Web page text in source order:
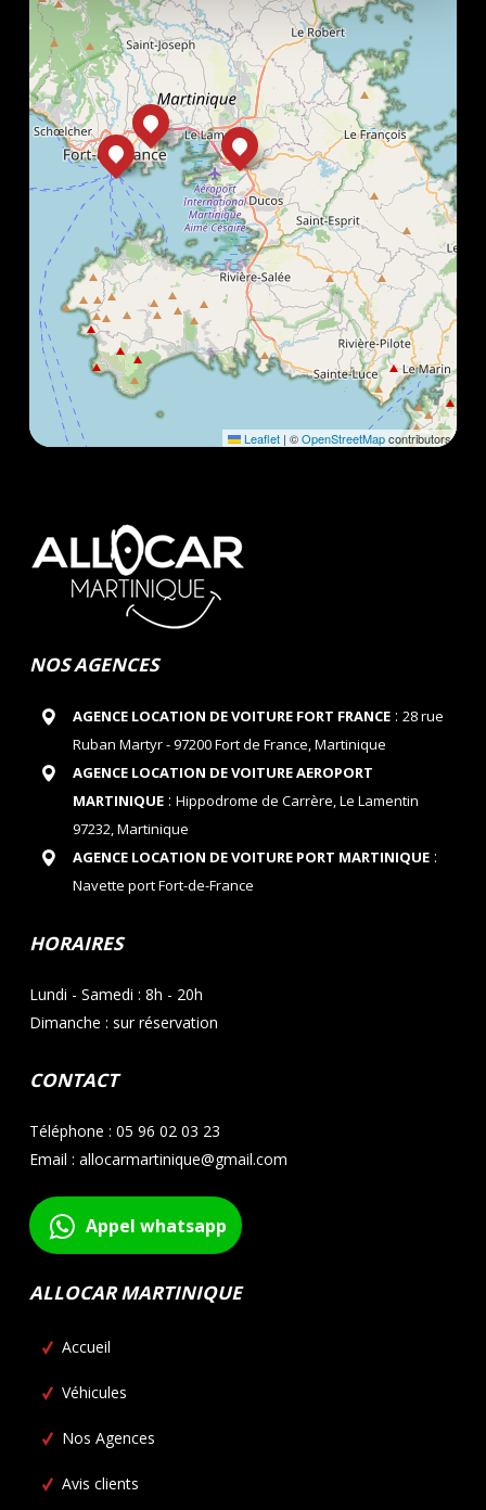
Leaflet | ©OpenStreetMapcontributors
NOS AGENCES
AGENCE LOCATION DE VOITURE FORT FRANCE: 28 rue
Ruban Martyr - 97200 Fort de France, Martinique
AGENCE LOCATION DE VOITURE AEROPORT
MARTINIQUE: Hippodrome de Carrère, Le Lamentin
97232, Martinique
AGENCE LOCATION DE VOITURE PORT MARTINIQUE:
Navette port Fort-de-France
HORAIRES
Lundi - Samedi : 8h - 20h
Dimanche : sur réservation
CONTACT
Téléphone : 05 96 02 03 23
Email : allocarmartinique@gmail.com
Appel whatsapp
ALLOCAR MARTINIQUE
Accueil
Véhicules
Nos Agences
Avis clients